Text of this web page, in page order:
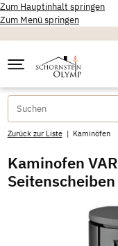
Zum Hauptinhalt springen
Zum Menü springen
Zurück zur Liste Kaminöfen
Kaminofen